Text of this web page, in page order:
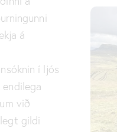
á
í ljós
við
gildi